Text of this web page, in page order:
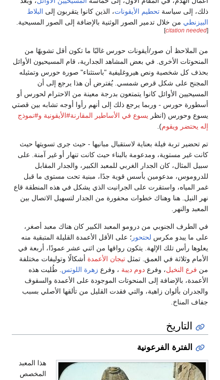
ذلك، إلى سياسة تحطيم الأيقونات، الذين كانوا يتقربون إلى البلاط
البيزنطي من خلال تدمير الصور الوثنية بالإضافة إلى الصور المسيحية.
[
citation needed
]
من الملاحظ أن صور/أيقونات حورس غالبًا ما تكون أقل تشويهًا من
المنحوتات الأخرى. في بعض المشاهد الجدارية، قام المسيحيون الأوائل
بحذف كل شخصية ونص هيروغليفية "باستثناء" صورة حورس وتمثيله
المجنح على شكل قرص شمسي. يُفترض أن هذا يرجع إلى أن
المسيحيين الأوائل كانوا يتمتعون بدرجة معينة من الاحترام لحورس أو
أسطورة حورس - وربما يرجع ذلك إلى أنهم رأوا أوجه تشابه بين قصتي
يسوع وحورس (انظر يسوع في الأساطير المقارنة#الأيقونية و#نموذج
إله يحتضر ويقوم).
تم تحضير تربة فيلة بعناية لاستقبال مبانيها - حيث جرى تسويتها حيث
كانت غير مستوية، ومدعومة بالبناء حيث كانت تنهار أو غير آمنة. على
سبيل المثال، كان الجدار الغربي للمعبد الكبير، والجدار المقابل
للدروموس، مدعومين بأسس قوية جدًا، مبنية تحت مستوى ما قبل
غمر المياه، واستقرت على الجرانيت الذي يشكل في هذه المنطقة قاع
نهر النيل. هنا وهناك خطوات محفورة من الجدار لتسهيل الاتصال بين
المعبد والنهر.
في الطرف الجنوبي من درومو المعبد الكبير كان هناك معبد أصغر،
على ما يبدو مكرس لحتحور ؛ على الأقل الأعمدة القليلة المتبقية منه
يعلوها رأس تلك الإلهة. يتكون رواقها من اثني عشر عمودًا، أربعة في
الأمام وثلاثة في العمق. تمثل تيجان الأعمدة أشكالًا وتوليفات مختلفة
من فرع النخيل، وفرع دوم ديبة ، وفرع زهرة اللوتس. طُليت هذه
الأعمدة، بالإضافة إلى المنحوتات الموجودة على الأعمدة والسقوف
والجدران بألوان زاهية، والتي فقدت القليل من تألقها الأصلي بسبب
جفاف المناخ.
التاريخ
الفترة الفرعونية
هذا المعبد
المخصص